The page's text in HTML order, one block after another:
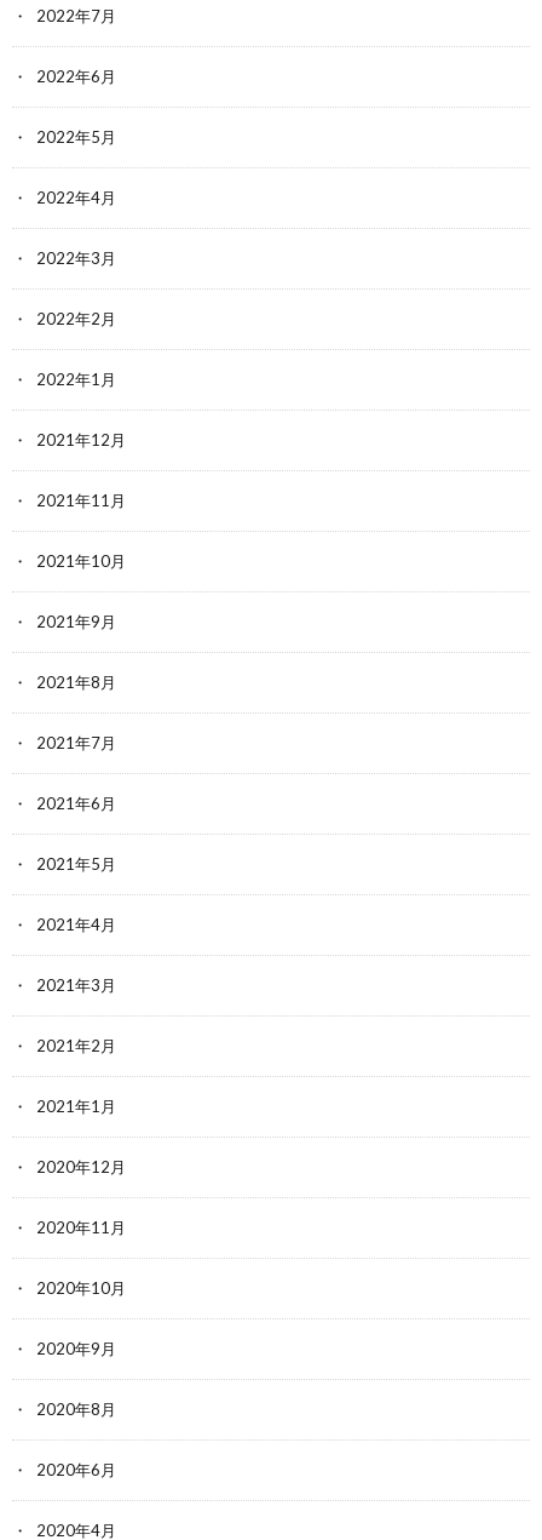
2022年7月
2022年6月
2022年5月
2022年4月
2022年3月
2022年2月
2022年1月
2021年12月
2021年11月
2021年10月
2021年9月
2021年8月
2021年7月
2021年6月
2021年5月
2021年4月
2021年3月
2021年2月
2021年1月
2020年12月
2020年11月
2020年10月
2020年9月
2020年8月
2020年6月
2020年4月